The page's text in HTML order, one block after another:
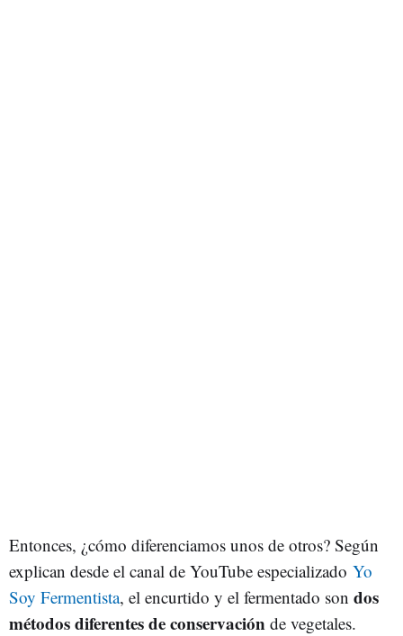
Entonces, ¿cómo diferenciamos unos de otros? Según
explican desde el canal de YouTube especializado Yo
Soy Fermentista, el encurtido y el fermentado son dos
métodos diferentes de conservación de vegetales.